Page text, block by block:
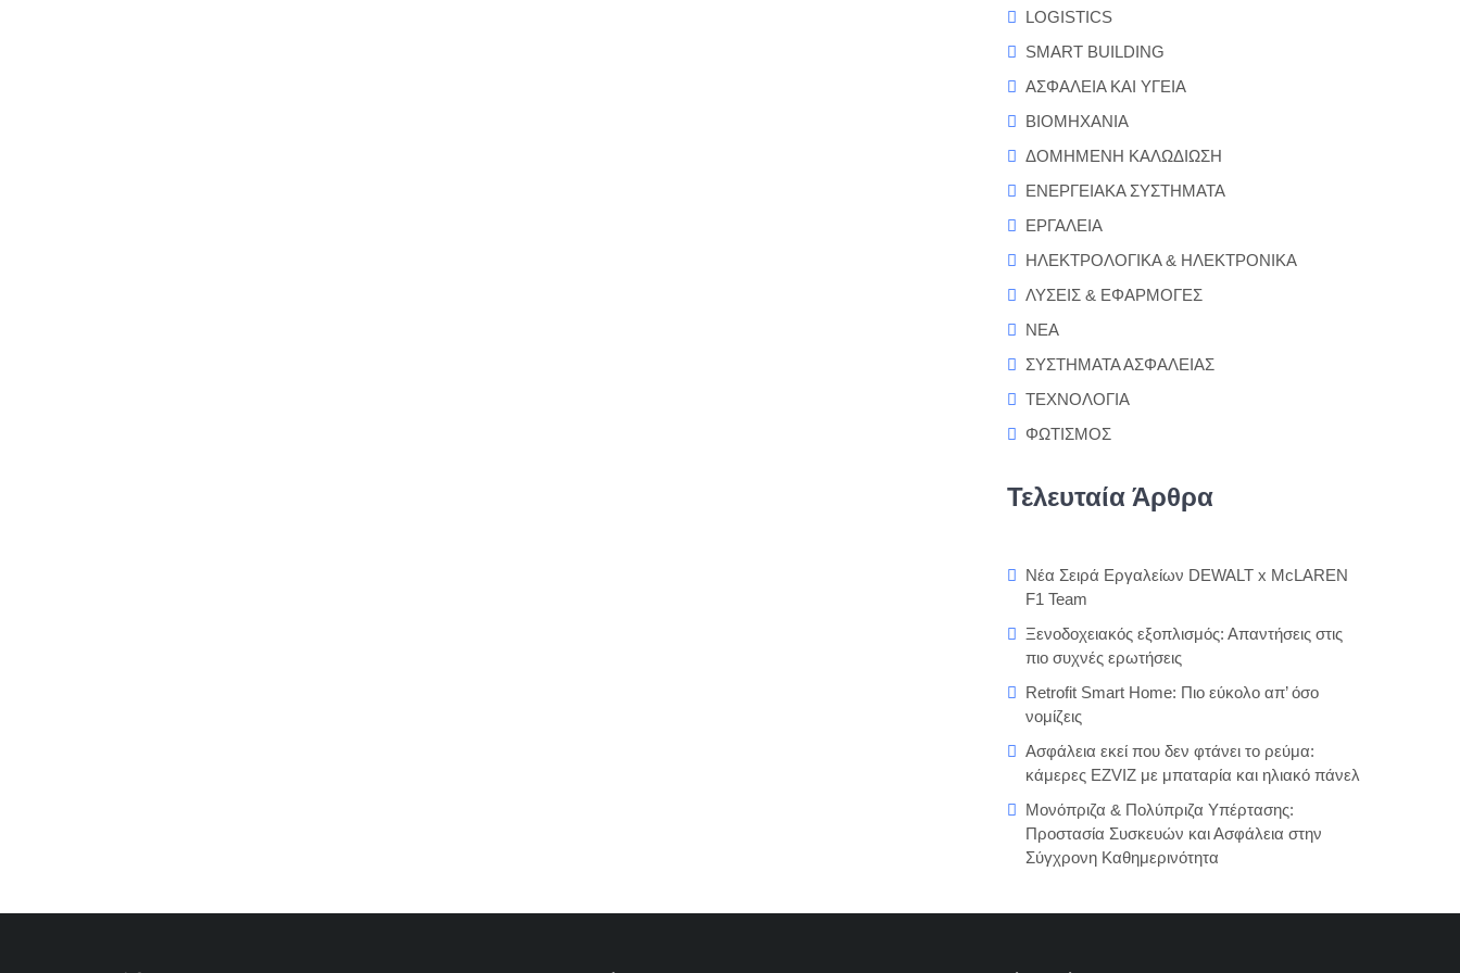
LOGISTICS
SMART BUILDING
ΑΣΦΑΛΕΙΑ ΚΑΙ ΥΓΕΙΑ
ΒΙΟΜΗΧΑΝΙΑ
ΔΟΜΗΜΕΝΗ ΚΑΛΩΔΙΩΣΗ
ΕΝΕΡΓΕΙΑΚΑ ΣΥΣΤΗΜΑΤΑ
ΕΡΓΑΛΕΙΑ
ΗΛΕΚΤΡΟΛΟΓΙΚΑ & ΗΛΕΚΤΡΟΝΙΚΑ
ΛΥΣΕΙΣ & ΕΦΑΡΜΟΓΕΣ
ΝΕΑ
ΣΥΣΤΗΜΑΤΑ ΑΣΦΑΛΕΙΑΣ
ΤΕΧΝΟΛΟΓΙΑ
ΦΩΤΙΣΜΟΣ
Τελευταία Άρθρα
Νέα Σειρά Εργαλείων DEWALT x McLAREN
F1 Team
Ξενοδοχειακός εξοπλισμός: Απαντήσεις στις
πιο συχνές ερωτήσεις
Retrofit Smart Home: Πιο εύκολο απ’ όσο
νομίζεις
Ασφάλεια εκεί που δεν φτάνει το ρεύμα:
κάμερες EZVIZ με μπαταρία και ηλιακό πάνελ
Μονόπριζα & Πολύπριζα Υπέρτασης:
Προστασία Συσκευών και Ασφάλεια στην
Σύγχρονη Καθημερινότητα